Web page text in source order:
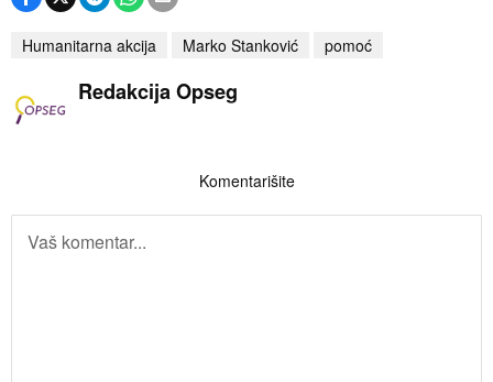
Humanitarna akcija Marko Stanković pomoć
Redakcija Opseg
Komentarišite